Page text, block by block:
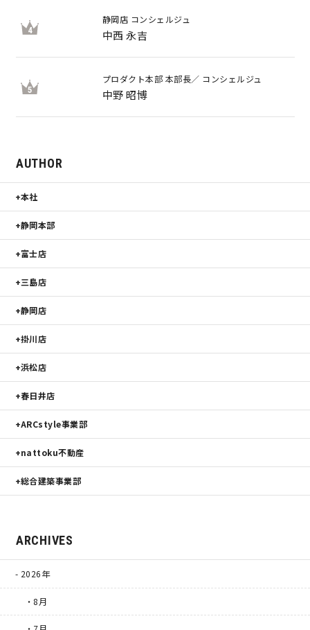
4
静岡店 コンシェルジュ
中西 永吉
5
プロダクト本部 本部長／ コンシェルジュ
中野 昭博
AUTHOR
本社
静岡本部
富士店
三島店
静岡店
掛川店
浜松店
春日井店
ARCstyle事業部
nattoku不動産
総合建築事業部
ARCHIVES
2026年
・8月